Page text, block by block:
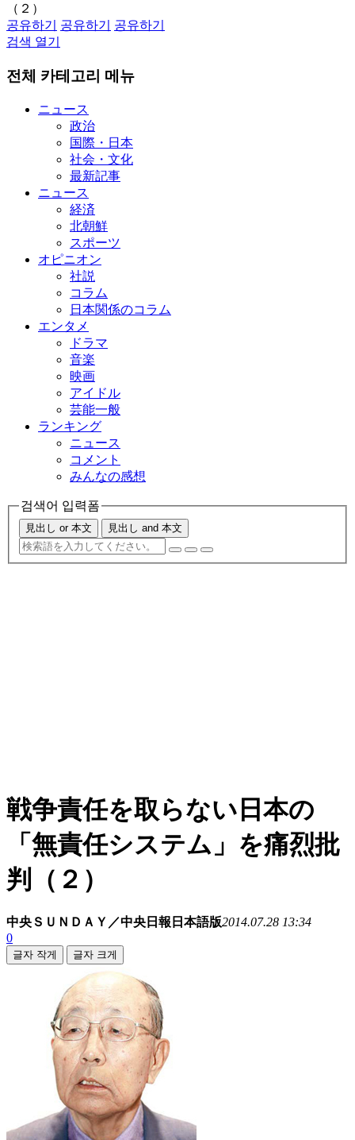
（２）
공유하기
공유하기
공유하기
검색 열기
전체 카테고리 메뉴
ニュース
政治
国際・日本
社会・文化
最新記事
ニュース
経済
北朝鮮
スポーツ
オピニオン
社説
コラム
日本関係のコラム
エンタメ
ドラマ
音楽
映画
アイドル
芸能一般
ランキング
ニュース
コメント
みんなの感想
검색어 입력폼
見出し or 本文 見出し and 本文
戦争責任を取らない日本の
「無責任システム」を痛烈批
判（２）
中央ＳＵＮＤＡＹ／中央日報日本語版2014.07.28 13:34
0
글자 작게 글자 크게